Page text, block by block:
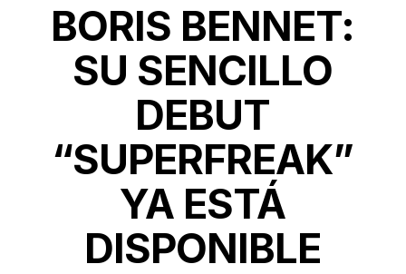
BORIS BENNET:
SU SENCILLO
DEBUT
“SUPERFREAK”
YA ESTÁ
DISPONIBLE